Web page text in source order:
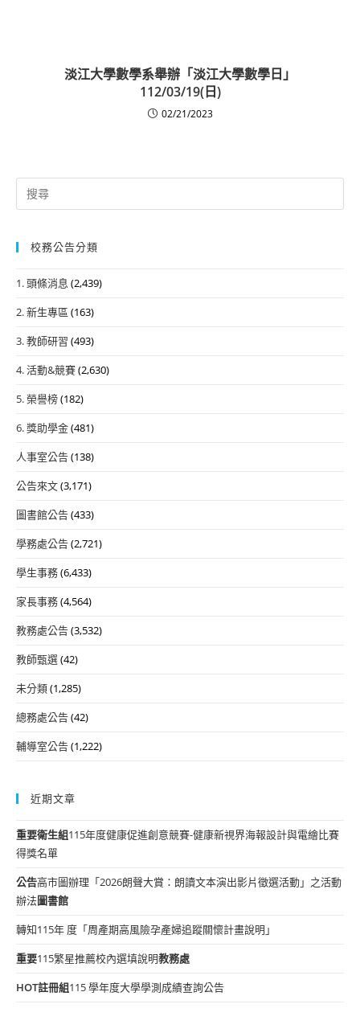
淡江大學數學系舉辦「淡江大學數學日」
112/03/19(日)
02/21/2023
Search
for:
校務公告分類
1. 頭條消息 (2,439)
2. 新生專區 (163)
3. 教師研習 (493)
4. 活動&競賽(2,630)
5. 榮譽榜(182)
6. 獎助學金(481)
人事室公告(138)
公告來文(3,171)
圖書館公告(433)
學務處公告(2,721)
學生事務(6,433)
家長事務(4,564)
教務處公告(3,532)
教師甄選(42)
未分類(1,285)
總務處公告(42)
輔導室公告(1,222)
近期文章
重要衛生組115年度健康促進創意競賽-健康新視界海報設計與電繪比賽
得獎名單
公告高市圖辦理「2026朗聲大賞：朗讀文本演出影片徵選活動」之活動
辦法圖書館
轉知115年 度「周產期高風險孕產婦追蹤關懷計畫說明」
重要115繁星推薦校內選填說明教務處
HOT註冊組115 學年度大學學測成績查詢公告